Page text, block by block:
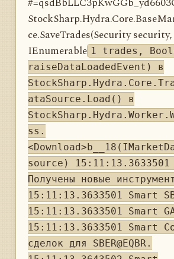
ce.SaveTrades(Security security,
IEnumerable 1 trades,
raiseDataLoadedEvent) в
ataSource.Load() в
ss.
source) 15:11:13.3633501
Получены новые
15:11:13.3633501 Smart
15:11:13.3633501 Smart
15:11:13.3633501 Smart
сделок для SBER@EQBR.